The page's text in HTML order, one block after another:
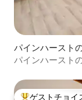
パインハースト
パインハースト
ゲストチョイ